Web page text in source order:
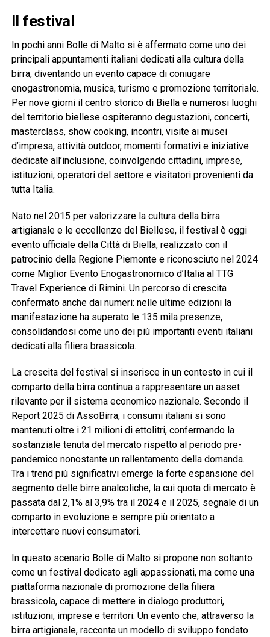
Il festival
In pochi anni Bolle di Malto si è affermato come uno dei
principali appuntamenti italiani dedicati alla cultura della
birra, diventando un evento capace di coniugare
enogastronomia, musica, turismo e promozione territoriale.
Per nove giorni il centro storico di Biella e numerosi luoghi
del territorio biellese ospiteranno degustazioni, concerti,
masterclass, show cooking, incontri, visite ai musei
d’impresa, attività outdoor, momenti formativi e iniziative
dedicate all’inclusione, coinvolgendo cittadini, imprese,
istituzioni, operatori del settore e visitatori provenienti da
tutta Italia.
Nato nel 2015 per valorizzare la cultura della birra
artigianale e le eccellenze del Biellese, il festival è oggi
evento ufficiale della Città di Biella, realizzato con il
patrocinio della Regione Piemonte e riconosciuto nel 2024
come Miglior Evento Enogastronomico d’Italia al TTG
Travel Experience di Rimini. Un percorso di crescita
confermato anche dai numeri: nelle ultime edizioni la
manifestazione ha superato le 135 mila presenze,
consolidandosi come uno dei più importanti eventi italiani
dedicati alla filiera brassicola.
La crescita del festival si inserisce in un contesto in cui il
comparto della birra continua a rappresentare un asset
rilevante per il sistema economico nazionale. Secondo il
Report 2025 di AssoBirra, i consumi italiani si sono
mantenuti oltre i 21 milioni di ettolitri, confermando la
sostanziale tenuta del mercato rispetto al periodo pre-
pandemico nonostante un rallentamento della domanda.
Tra i trend più significativi emerge la forte espansione del
segmento delle birre analcoliche, la cui quota di mercato è
passata dal 2,1% al 3,9% tra il 2024 e il 2025, segnale di un
comparto in evoluzione e sempre più orientato a
intercettare nuovi consumatori.
In questo scenario Bolle di Malto si propone non soltanto
come un festival dedicato agli appassionati, ma come una
piattaforma nazionale di promozione della filiera
brassicola, capace di mettere in dialogo produttori,
istituzioni, imprese e territori. Un evento che, attraverso la
birra artigianale, racconta un modello di sviluppo fondato